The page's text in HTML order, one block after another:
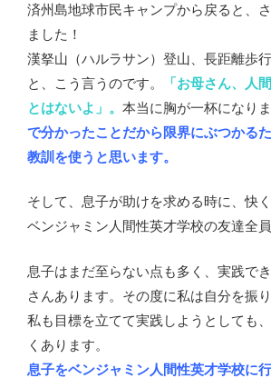
済州島地球市民キャンプから戻ると、
ました！
漢拏山（ハルラサン）登山、長距離歩
と、こう言うのです。
「お母さん、人
とはないよ」。 本当に胸が一杯になりま
で分かったことだから限界にぶつかる
教訓を使うと思います。
そして、息子が助けを求める時に、快
ベンジャミン人間性英才学校の友達全員
息子はまだ至らない点も多く、実践で
さんあります。その度に私は自分を振り
私も目標を立てて実践しようとしても
くあります。
息子をベンジャミン人間性英才学校に